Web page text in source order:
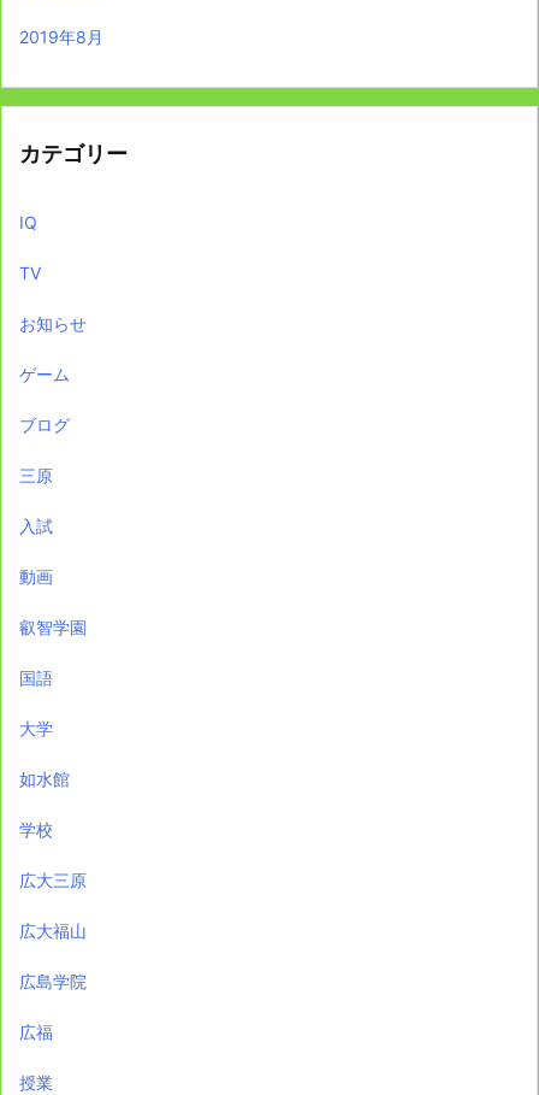
2019年8月
カテゴリー
IQ
TV
お知らせ
ゲーム
ブログ
三原
入試
動画
叡智学園
国語
大学
如水館
学校
広大三原
広大福山
広島学院
広福
授業